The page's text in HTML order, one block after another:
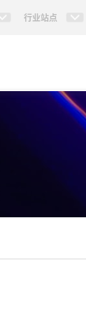
行业站点